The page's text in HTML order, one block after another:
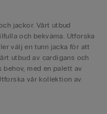
jackor. Vårt utbud
och bekväma. Utforska
välj en tunn jacka för att
utbud av cardigans och
med en palett av
vår kollektion av